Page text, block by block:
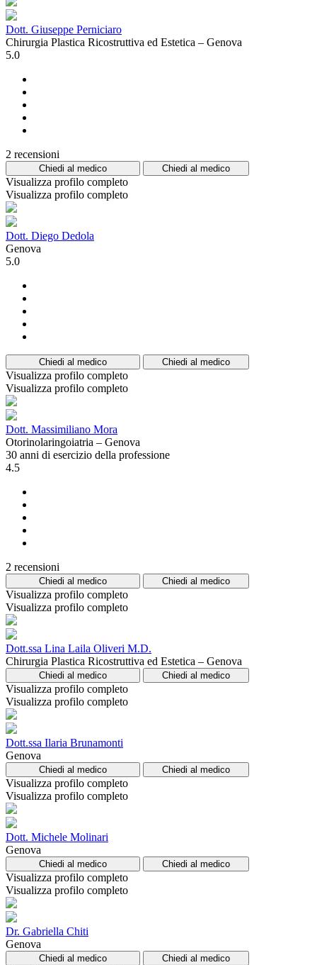
Dott. Giuseppe Perniciaro
Chirurgia Plastica Ricostruttiva ed Estetica – Genova
5.0
2 recensioni
Chiedi al medico Chiedi al medico
Visualizza profilo completo
Visualizza profilo completo
Dott. Diego Dedola
Genova
5.0
Chiedi al medico Chiedi al medico
Visualizza profilo completo
Visualizza profilo completo
Dott. Massimiliano Mora
Otorinolaringoiatria – Genova
30 anni di esercizio della professione
4.5
2 recensioni
Chiedi al medico Chiedi al medico
Visualizza profilo completo
Visualizza profilo completo
Dott.ssa Lina Laila Oliveri M.D.
Chirurgia Plastica Ricostruttiva ed Estetica – Genova
Chiedi al medico Chiedi al medico
Visualizza profilo completo
Visualizza profilo completo
Dott.ssa Ilaria Brunamonti
Genova
Chiedi al medico Chiedi al medico
Visualizza profilo completo
Visualizza profilo completo
Dott. Michele Molinari
Genova
Chiedi al medico Chiedi al medico
Visualizza profilo completo
Visualizza profilo completo
Dr. Gabriella Chiti
Genova
Chiedi al medico Chiedi al medico